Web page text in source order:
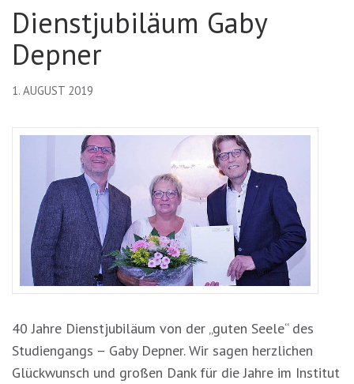
Dienstjubiläum Gaby
Depner
1. AUGUST 2019
40 Jahre Dienstjubiläum von der „guten Seele“ des
Studiengangs – Gaby Depner. Wir sagen herzlichen
Glückwunsch und großen Dank für die Jahre im Institut